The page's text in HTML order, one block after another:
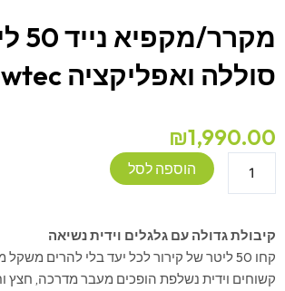
סוללה ואפליקציה Newtec
₪1,990.00
הוספה לסל
קיבולת גדולה עם גלגלים וידית נשיאה
קחו 50 ליטר של קירור לכל יעד בלי להרים משקל
קשוחים וידית נשלפת הופכים מעבר מדרכה, חצץ